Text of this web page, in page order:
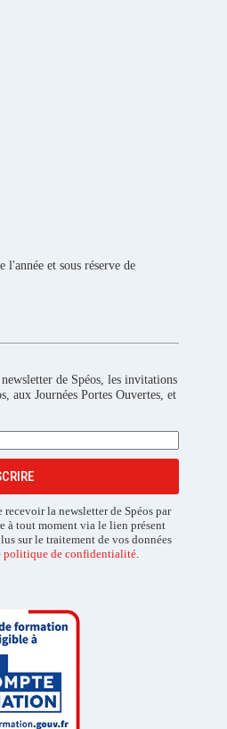
l'année et sous réserve de
de Spéos, les invitations
aux Journées Portes Ouvertes, et
la newsletter de Spéos par
à tout moment via le lien présent
sur le traitement de vos données
politique de confidentialité.